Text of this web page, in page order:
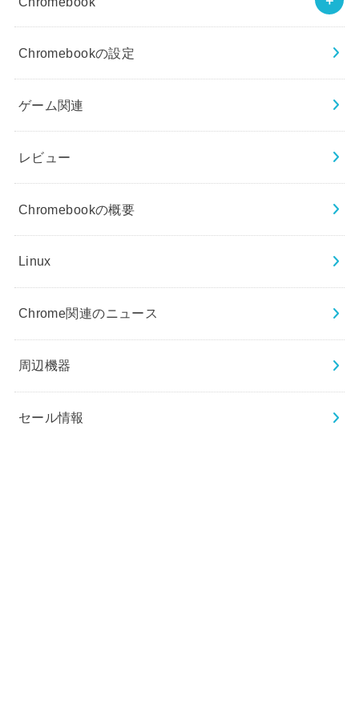
Chromebookの設定
ゲーム関連
レビュー
Chromebookの概要
Linux
Chrome関連のニュース
周辺機器
セール情報